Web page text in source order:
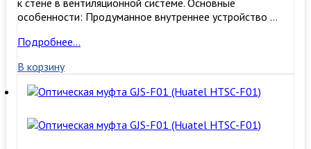
к стене в вентиляционной системе. Основные
особенности: Продуманное внутреннее устройство …
Муфта
тупиковая
GJS-
8004
Подробнее…
В корзину